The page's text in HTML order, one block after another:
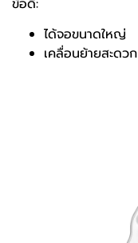
ข้อดี:
ได้จอขนาดใหญ่
เคลื่อนย้ายสะดวก